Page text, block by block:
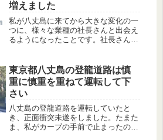
増えました
私が八丈島に来てから大きな変化の一
つに、様々な業種の社長さんと出会え
るようになったことです。社長さんの
にいたる思考などを伺い、私との違い
についてのお話です。
東京都八丈島の登龍道路は慎
重に慎重を重ねて運転して下
さい
八丈島の登龍道路を運転していたと
き、正面衝突未遂をしました。たまた
ま、私がカーブの手前で止まったので